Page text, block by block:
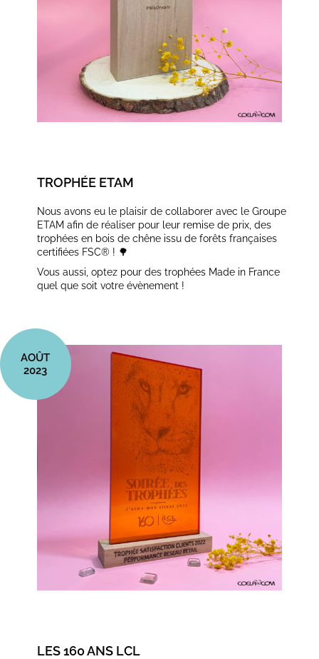
TROPHÉE ETAM
Nous avons eu le plaisir de collaborer avec le Groupe
ETAM afin de réaliser pour leur remise de prix, des
trophées en bois de chêne issu de forêts françaises
certifiées FSC® ! 🌳
Vous aussi, optez pour des trophées Made in France
quel que soit votre évènement !
AOÛT
2023
LES 160 ANS LCL